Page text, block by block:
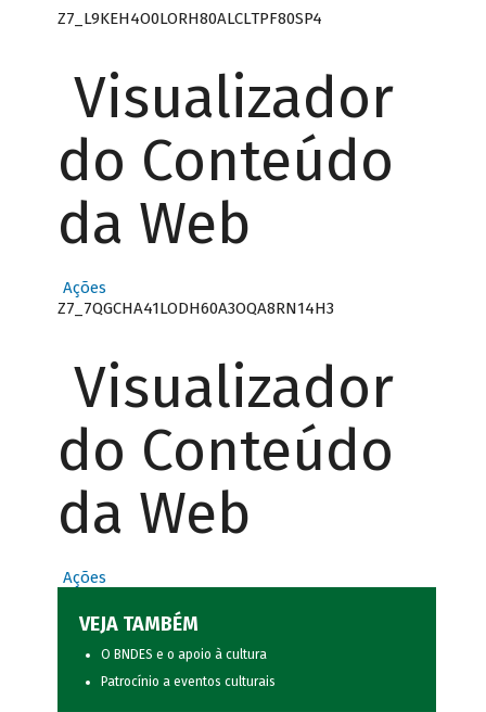
Z7_L9KEH4O0LORH80ALCLTPF80SP4
Visualizador
do Conteúdo
da Web
Ações
Z7_7QGCHA41LODH60A3OQA8RN14H3
Visualizador
do Conteúdo
da Web
Ações
VEJA TAMBÉM
O BNDES e o apoio à cultura
Patrocínio a eventos culturais